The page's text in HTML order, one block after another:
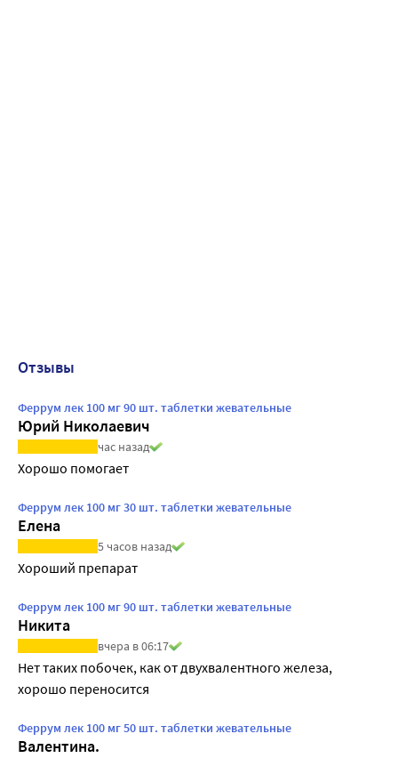
Отзывы
Феррум лек 100 мг 90 шт. таблетки жевательные
Юрий Николаевич
час назад
Хорошо помогает
Феррум лек 100 мг 30 шт. таблетки жевательные
Елена
5 часов назад
Хороший препарат
Феррум лек 100 мг 90 шт. таблетки жевательные
Никита
вчера в 06:17
Нет таких побочек, как от двухвалентного железа,
хорошо переносится
Феррум лек 100 мг 50 шт. таблетки жевательные
Валентина.